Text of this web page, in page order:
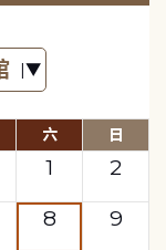
六 日
1
2
8
9